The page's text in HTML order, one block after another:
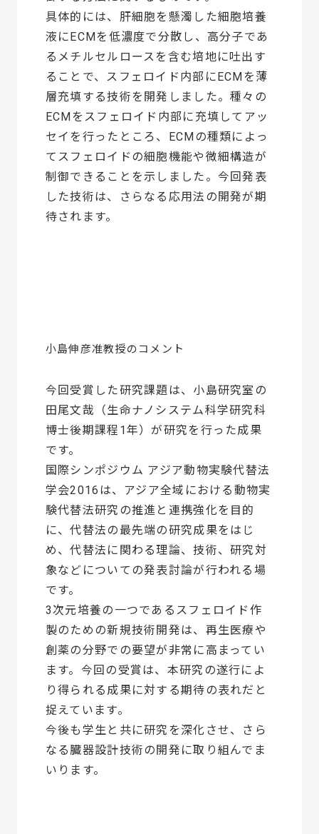
具体的には、肝細胞を懸濁した細胞培養
液にECMを低濃度で分散し、高分子であ
るメチルセルロースを含む培地に吐出す
ることで、スフェロイド内部にECMを薄
層充填する技術を開発しました。種々の
ECMをスフェロイド内部に充填してアッ
セイを行ったところ、ECMの種類によっ
てスフェロイドの細胞機能や微細構造が
制御できることを示しました。今回発表
した技術は、さらなる応用法の開発が期
待されます。
小島伸彦准教授のコメント
今回受賞した研究課題は、小島研究室の
田尾文哉（生命ナノシステム科学研究科
博士後期課程1年）が研究を行った成果
です。
国際シンポジウム アジア動物実験代替法
学会2016は、アジア全域における動物実
験代替法研究の推進と連携強化を目的
に、代替法の最先端の研究成果をはじ
め、代替法に関わる理論、技術、研究対
象などについての発表討論が行われる場
です。
3次元培養の一つであるスフェロイド作
製のための新規技術開発は、再生医療や
創薬の分野での要望が非常に高まってい
ます。今回の受賞は、本研究の遂行によ
り得られる成果に対する期待の表れだと
捉えています。
今後も学生と共に研究を深化させ、さら
なる臓器設計技術の開発に取り組んでま
いります。